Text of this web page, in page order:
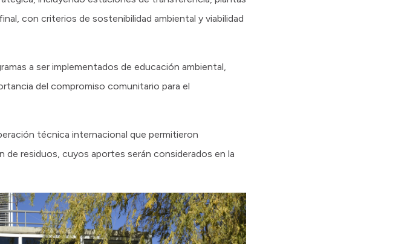
con criterios de sostenibilidad ambiental y viabilidad
a ser implementados de educación ambiental,
del compromiso comunitario para el
técnica internacional que permitieron
residuos, cuyos aportes serán considerados en la